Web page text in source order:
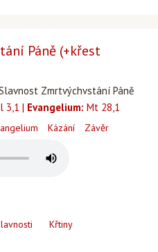
Páně (+křest
Zmrtvýchvstání Páně
3,1 | Evangelium: Mt 28,1
Kázání Závěr
Křtiny